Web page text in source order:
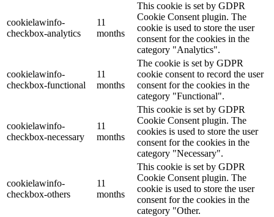
cookielawinfo-
checkbox-analytics
11
months
This cookie is set by GDPR
Cookie Consent plugin. The
cookie is used to store the user
consent for the cookies in the
category "Analytics".
cookielawinfo-
checkbox-functional
11
months
The cookie is set by GDPR
cookie consent to record the user
consent for the cookies in the
category "Functional".
cookielawinfo-
checkbox-necessary
11
months
This cookie is set by GDPR
Cookie Consent plugin. The
cookies is used to store the user
consent for the cookies in the
category "Necessary".
cookielawinfo-
checkbox-others
11
months
This cookie is set by GDPR
Cookie Consent plugin. The
cookie is used to store the user
consent for the cookies in the
category "Other.